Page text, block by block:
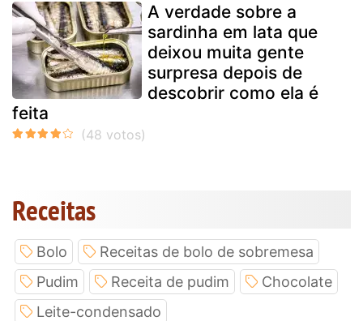
A verdade sobre a
sardinha em lata que
deixou muita gente
surpresa depois de
descobrir como ela é
feita
Receitas
Bolo
Receitas de bolo de sobremesa
Pudim
Receita de pudim
Chocolate
Leite-condensado